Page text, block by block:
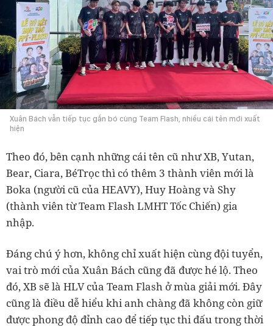
Xuân Bách vẫn tiếp tục gắn bó cùng Team Flash, nhiều cái tên mới xuất
hiện
Theo đó, bên cạnh những cái tên cũ như XB, Yutan,
Bear, Ciara, BéTrọc thì có thêm 3 thành viên mới là
Boka (người cũ của HEAVY), Huy Hoàng và Shy
(thành viên từ Team Flash LMHT Tốc Chiến) gia
nhập.
Đáng chú ý hơn, không chỉ xuất hiện cùng đội tuyển,
vai trò mới của Xuân Bách cũng đã được hé lộ. Theo
đó, XB sẽ là HLV của Team Flash ở mùa giải mới. Đây
cũng là điều dễ hiểu khi anh chàng đã không còn giữ
được phong độ đỉnh cao để tiếp tục thi đấu trong thời